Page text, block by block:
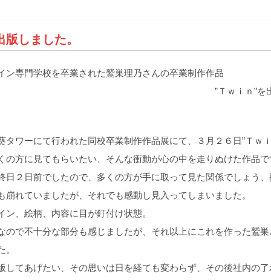
しました。
ン専門学校を卒業された鷲巣理乃さんの卒業制作作品
ｉｎ”を出版いた
ワーにて行われた同校卒業制作作品展にて、３月２６日”Ｔｗ
の方に見てもらいたい、そんな衝動が心の中を走りぬけた作品で
２日前でしたので、多くの方が手に取って見た関係でしょう、
崩れていましたが、それでも感動し見入ってしまいました。
柄、内容に目が釘付け状態。
で不十分な部分も感じましたが、それ以上にこれを作った鷲巣
てあげたい、その思いは日を経ても変わらず、その後社内の了